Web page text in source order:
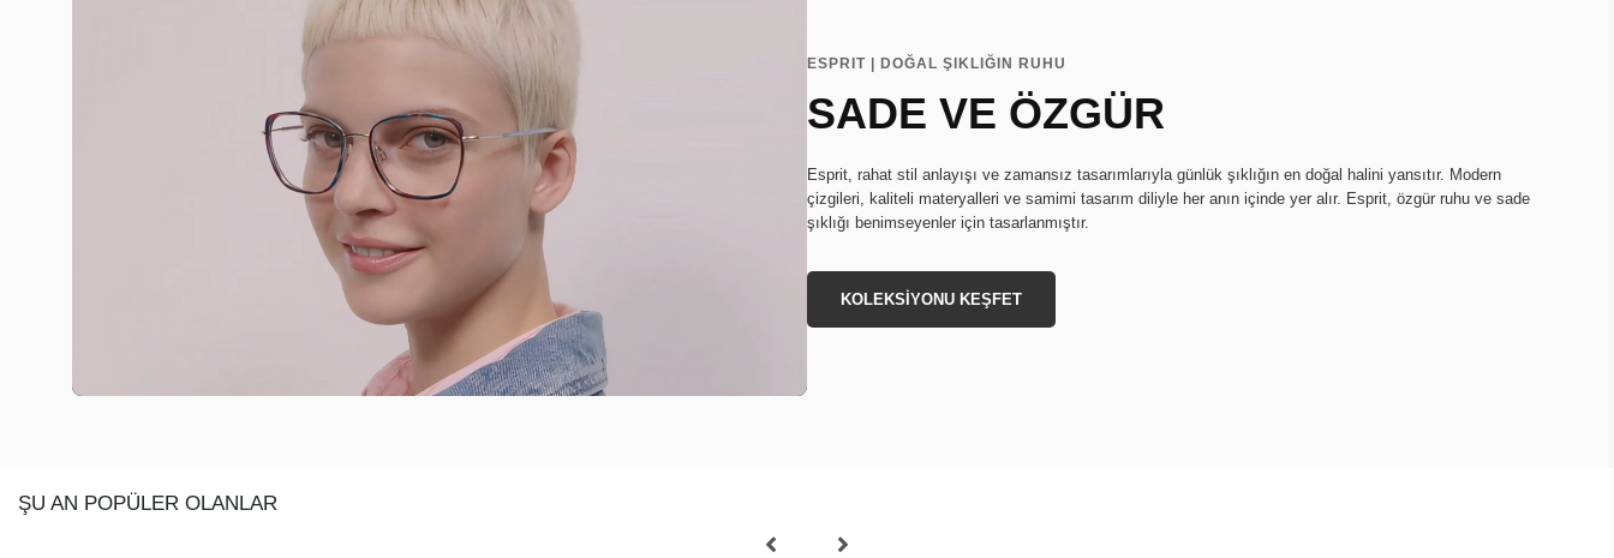
ESPRIT | DOĞAL ŞIKLIĞIN RUHU
SADE VE ÖZGÜR
Esprit, rahat stil anlayışı ve zamansız tasarımlarıyla günlük şıklığın en doğal halini yansıtır. Modern
çizgileri, kaliteli materyalleri ve samimi tasarım diliyle her anın içinde yer alır. Esprit, özgür ruhu ve sade
şıklığı benimseyenler için tasarlanmıştır.
KOLEKSİYONU KEŞFET
ŞU AN POPÜLER OLANLAR